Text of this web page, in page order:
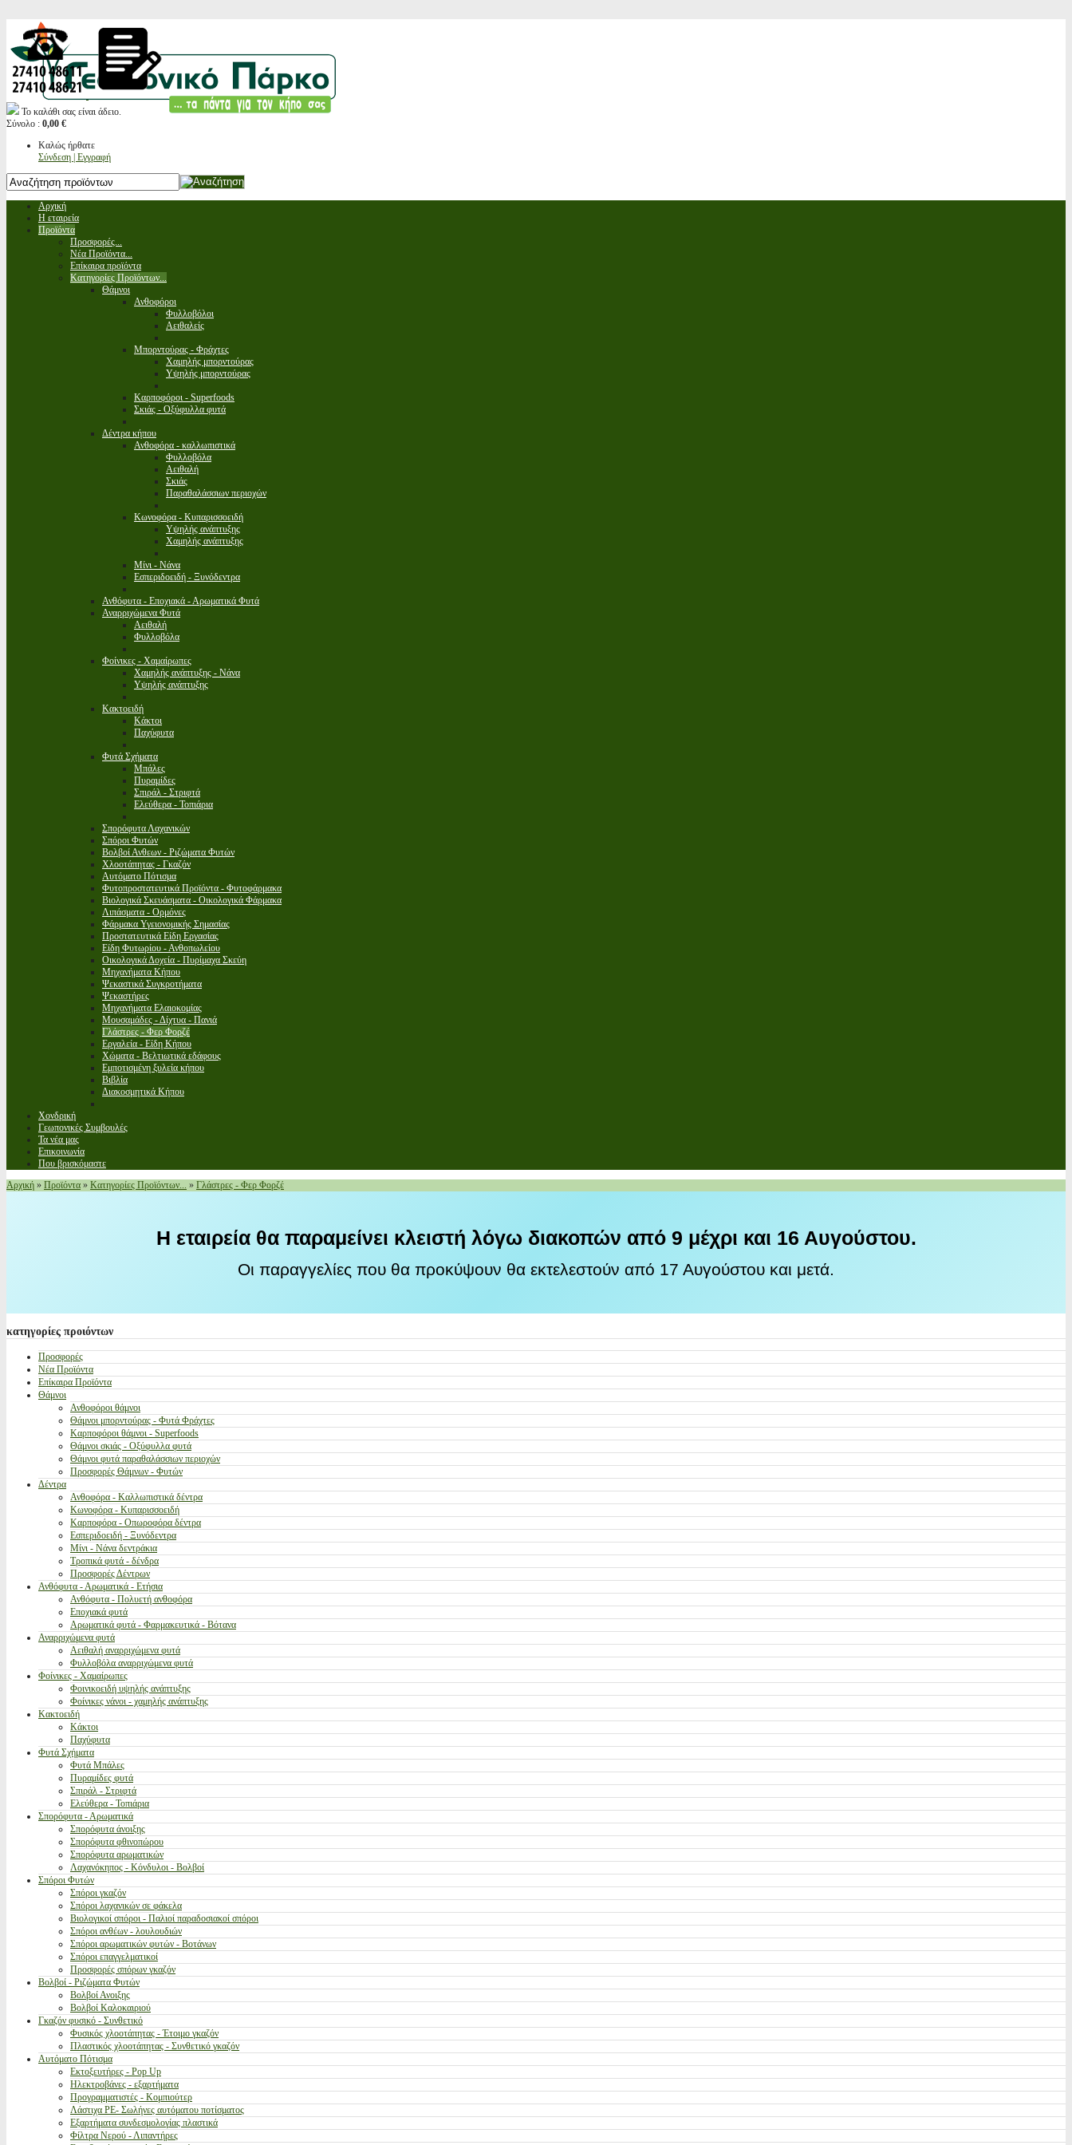
Το καλάθι σας είναι άδειο.
Σύνολο : 0,00 €
Καλώς ήρθατε
Σύνδεση | Εγγραφή
Αρχική
Η εταιρεία
Προϊόντα
Προσφορές...
Νέα Προϊόντα...
Επίκαιρα προϊόντα
Κατηγορίες Προϊόντων...
Θάμνοι
Ανθοφόροι
Φυλλοβόλοι
Αειθαλείς
Μπορντούρας - Φράχτες
Χαμηλής μπορντούρας
Υψηλής μπορντούρας
Καρποφόροι - Superfoods
Σκιάς - Οξύφυλλα φυτά
Δέντρα κήπου
Ανθοφόρα - καλλωπιστικά
Φυλλοβόλα
Αειθαλή
Σκιάς
Παραθαλάσσιων περιοχών
Κωνοφόρα - Κυπαρισσοειδή
Υψηλής ανάπτυξης
Χαμηλής ανάπτυξης
Μίνι - Νάνα
Εσπεριδοειδή - Ξυνόδεντρα
Ανθόφυτα - Εποχιακά - Αρωματικά Φυτά
Αναρριχώμενα Φυτά
Αειθαλή
Φυλλοβόλα
Φοίνικες - Χαμαίρωπες
Χαμηλής ανάπτυξης - Νάνα
Υψηλής ανάπτυξης
Κακτοειδή
Κάκτοι
Παχύφυτα
Φυτά Σχήματα
Μπάλες
Πυραμίδες
Σπιράλ - Στριφτά
Ελεύθερα - Τοπιάρια
Σπορόφυτα Λαχανικών
Σπόροι Φυτών
Βολβοί Ανθεων - Ριζώματα Φυτών
Χλοοτάπητας - Γκαζόν
Αυτόματο Πότισμα
Φυτοπροστατευτικά Προϊόντα - Φυτοφάρμακα
Βιολογικά Σκευάσματα - Οικολογικά Φάρμακα
Λιπάσματα - Ορμόνες
Φάρμακα Υγειονομικής Σημασίας
Προστατευτικά Είδη Εργασίας
Είδη Φυτωρίου - Ανθοπωλείου
Οικολογικά Δοχεία - Πυρίμαχα Σκεύη
Μηχανήματα Κήπου
Ψεκαστικά Συγκροτήματα
Ψεκαστήρες
Μηχανήματα Ελαιοκομίας
Μουσαμάδες - Δίχτυα - Πανιά
Γλάστρες - Φερ Φορζέ
Εργαλεία - Είδη Κήπου
Χώματα - Βελτιωτικά εδάφους
Εμποτισμένη ξυλεία κήπου
Βιβλία
Διακοσμητικά Κήπου
Χονδρική
Γεωπονικές Συμβουλές
Τα νέα μας
Επικοινωνία
Που βρισκόμαστε
Αρχική » Προϊόντα » Κατηγορίες Προϊόντων... » Γλάστρες - Φερ Φορζέ
Η εταιρεία θα παραμείνει κλειστή λόγω διακοπών από 9 μέχρι και 16 Αυγούστου.
Οι παραγγελίες που θα προκύψουν θα εκτελεστούν από 17 Αυγούστου και μετά.
κατηγορίες προιόντων
Προσφορές
Νέα Προϊόντα
Επίκαιρα Προϊόντα
Θάμνοι
Ανθοφόροι θάμνοι
Θάμνοι μπορντούρας - Φυτά Φράχτες
Καρποφόροι θάμνοι - Superfoods
Θάμνοι σκιάς - Οξύφυλλα φυτά
Θάμνοι φυτά παραθαλάσσιων περιοχών
Προσφορές Θάμνων - Φυτών
Δέντρα
Ανθοφόρα - Καλλωπιστικά δέντρα
Κωνοφόρα - Κυπαρισσοειδή
Καρποφόρα - Οπωροφόρα δέντρα
Εσπεριδοειδή - Ξυνόδεντρα
Μίνι - Νάνα δεντράκια
Τροπικά φυτά - δένδρα
Προσφορές Δέντρων
Ανθόφυτα - Αρωματικά - Ετήσια
Ανθόφυτα - Πολυετή ανθοφόρα
Εποχιακά φυτά
Αρωματικά φυτά - Φαρμακευτικά - Βότανα
Αναρριχώμενα φυτά
Αειθαλή αναρριχώμενα φυτά
Φυλλοβόλα αναρριχώμενα φυτά
Φοίνικες - Χαμαίρωπες
Φοινικοειδή υψηλής ανάπτυξης
Φοίνικες νάνοι - χαμηλής ανάπτυξης
Κακτοειδή
Κάκτοι
Παχύφυτα
Φυτά Σχήματα
Φυτά Μπάλες
Πυραμίδες φυτά
Σπιράλ - Στριφτά
Ελεύθερα - Τοπιάρια
Σπορόφυτα - Αρωματικά
Σπορόφυτα άνοιξης
Σπορόφυτα φθινοπώρου
Σπορόφυτα αρωματικών
Λαχανόκηπος - Κόνδυλοι - Βολβοί
Σπόροι Φυτών
Σπόροι γκαζόν
Σπόροι λαχανικών σε φάκελα
Βιολογικοί σπόροι - Παλιοί παραδοσιακοί σπόροι
Σπόροι ανθέων - λουλουδιών
Σπόροι αρωματικών φυτών - Βοτάνων
Σπόροι επαγγελματικοί
Προσφορές σπόρων γκαζόν
Βολβοί - Ριζώματα Φυτών
Βολβοί Ανοιξης
Βολβοί Καλοκαιριού
Γκαζόν φυσικό - Συνθετικό
Φυσικός χλοοτάπητας - Έτοιμο γκαζόν
Πλαστικός χλοοτάπητας - Συνθετικό γκαζόν
Αυτόματο Πότισμα
Εκτοξευτήρες - Pop Up
Ηλεκτροβάνες - εξαρτήματα
Προγραμματιστές - Κομπιούτερ
Λάστιχα PE- Σωλήνες αυτόματου ποτίσματος
Εξαρτήματα συνδεσμολογίας πλαστικά
Φίλτρα Νερού - Λιπαντήρες